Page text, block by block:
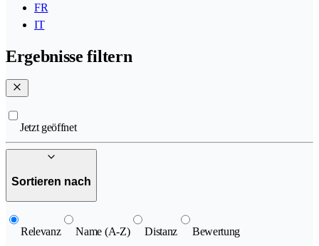
FR
IT
Ergebnisse filtern
Jetzt geöffnet
Sortieren nach
Relevanz Name (A-Z) Distanz Bewertung